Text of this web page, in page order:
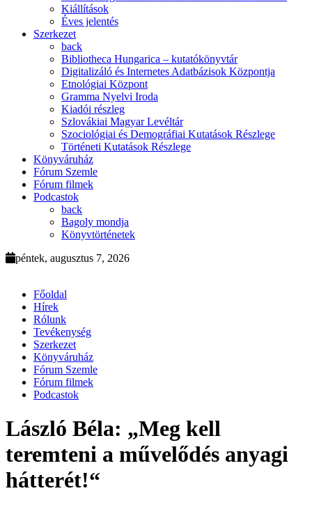
Kiállítások
Éves jelentés
Szerkezet
back
Bibliotheca Hungarica – kutatókönyvtár
Digitalizáló és Internetes Adatbázisok Központja
Etnológiai Központ
Gramma Nyelvi Iroda
Kiadói részleg
Szlovákiai Magyar Levéltár
Szociológiai és Demográfiai Kutatások Részlege
Történeti Kutatások Részlege
Könyváruház
Fórum Szemle
Fórum filmek
Podcastok
back
Bagoly mondja
Könyvtörténetek
péntek, augusztus 7, 2026
Főoldal
Hírek
Rólunk
Tevékenység
Szerkezet
Könyváruház
Fórum Szemle
Fórum filmek
Podcastok
László Béla: „Meg kell
teremteni a művelődés anyagi
hátterét!“